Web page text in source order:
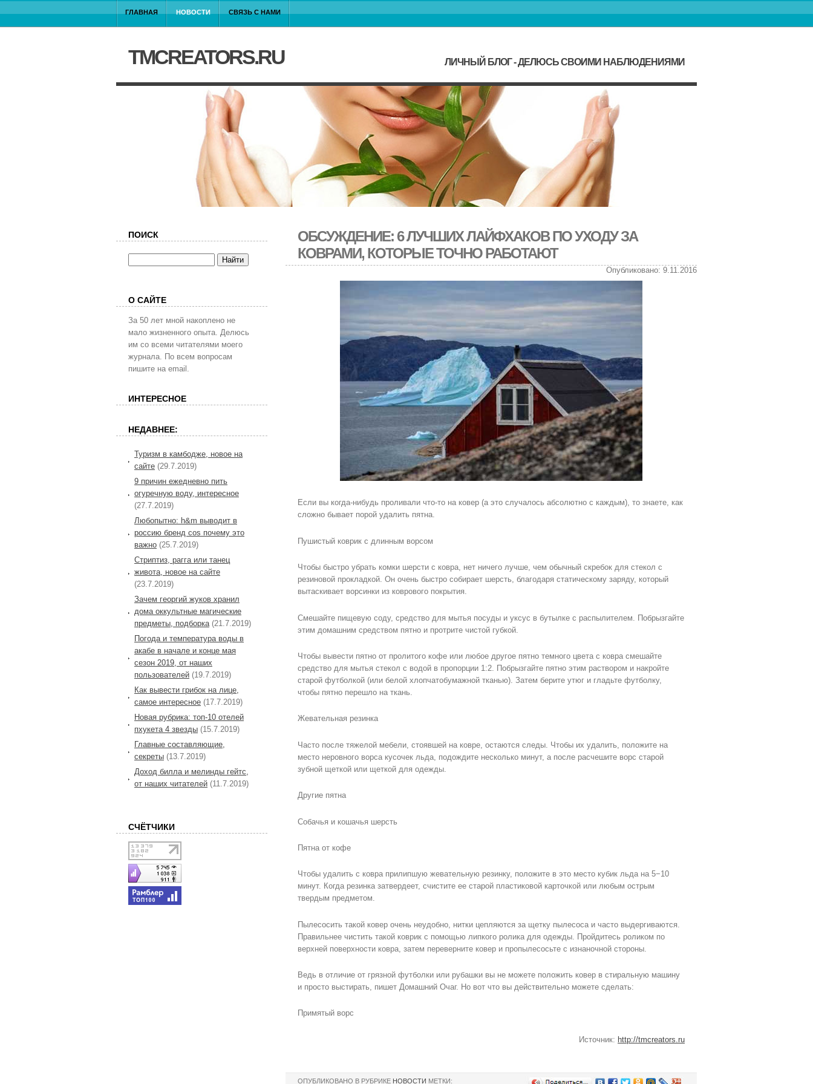
ГЛАВНАЯ НОВОСТИ СВЯЗЬ С НАМИ
TMCREATORS.RU ЛИЧНЫЙ БЛОГ - ДЕЛЮСЬ СВОИМИ НАБЛЮДЕНИЯМИ
ОБСУЖДЕНИЕ: 6 ЛУЧШИХ ЛАЙФХАКОВ ПО УХОДУ ЗА
КОВРАМИ, КОТОРЫЕ ТОЧНО РАБОТАЮТ
Опубликовано: 9.11.2016
Если вы когда-нибудь проливали что-то на ковер (а это случалось абсолютно с каждым), то знаете, как
сложно бывает порой удалить пятна.
Пушистый коврик с длинным ворсом
Чтобы быстро убрать комки шерсти с ковра, нет ничего лучше, чем обычный скребок для стекол с
резиновой прокладкой. Он очень быстро собирает шерсть, благодаря статическому заряду, который
вытаскивает ворсинки из коврового покрытия.
Смешайте пищевую соду, средство для мытья посуды и уксус в бутылке с распылителем. Побрызгайте
этим домашним средством пятно и протрите чистой губкой.
Чтобы вывести пятно от пролитого кофе или любое другое пятно темного цвета с ковра смешайте
средство для мытья стекол с водой в пропорции 1:2. Побрызгайте пятно этим раствором и накройте
старой футболкой (или белой хлопчатобумажной тканью). Затем берите утюг и гладьте футболку,
чтобы пятно перешло на ткань.
Жевательная резинка
Часто после тяжелой мебели, стоявшей на ковре, остаются следы. Чтобы их удалить, положите на
место неровного ворса кусочек льда, подождите несколько минут, а после расчешите ворс старой
зубной щеткой или щеткой для одежды.
Другие пятна
Собачья и кошачья шерсть
Пятна от кофе
Чтобы удалить с ковра прилипшую жевательную резинку, положите в это место кубик льда на 5−10
минут. Когда резинка затвердеет, счистите ее старой пластиковой карточкой или любым острым
твердым предметом.
Пылесосить такой ковер очень неудобно, нитки цепляются за щетку пылесоса и часто выдергиваются.
Правильнее чистить такой коврик с помощью липкого ролика для одежды. Пройдитесь роликом по
верхней поверхности ковра, затем переверните ковер и пропылесосьте с изнаночной стороны.
Ведь в отличие от грязной футболки или рубашки вы не можете положить ковер в стиральную машину
и просто выстирать, пишет Домашний Очаг. Но вот что вы действительно можете сделать:
Примятый ворс
Источник: http://tmcreators.ru
ОПУБЛИКОВАНО В РУБРИКЕ НОВОСТИ МЕТКИ:
ПОИСК
О САЙТЕ
За 50 лет мной накоплено не
мало жизненного опыта. Делюсь
им со всеми читателями моего
журнала. По всем вопросам
пишите на email.
ИНТЕРЕСНОЕ
НЕДАВНЕЕ:
Туризм в камбодже, новое на
сайте (29.7.2019)
9 причин ежедневно пить
огуречную воду, интересное
(27.7.2019)
Любопытно: h&m выводит в
россию бренд cos почему это
важно (25.7.2019)
Стриптиз, рагга или танец
живота, новое на сайте
(23.7.2019)
Зачем георгий жуков хранил
дома оккультные магические
предметы, подборка (21.7.2019)
Погода и температура воды в
акабе в начале и конце мая
сезон 2019, от наших
пользователей (19.7.2019)
Как вывести грибок на лице,
самое интересное (17.7.2019)
Новая рубрика: топ-10 отелей
пхукета 4 звезды (15.7.2019)
Главные составляющие,
секреты (13.7.2019)
Доход билла и мелинды гейтс,
от наших читателей (11.7.2019)
СЧЁТЧИКИ